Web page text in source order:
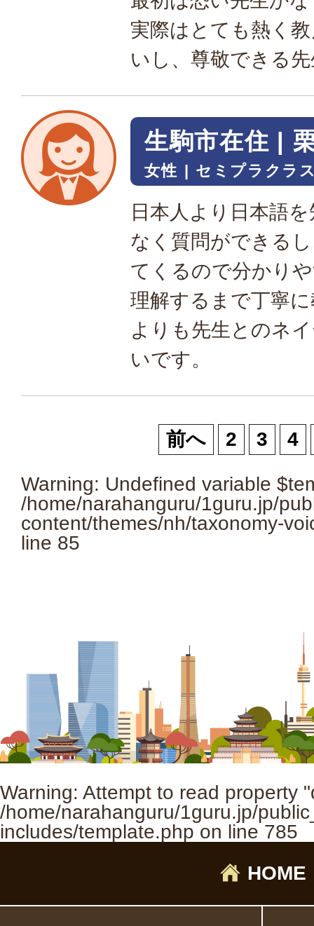
実際はとても熱く
いし、尊敬できる
生駒市在住 |
女性 セミプラクラ
日本人より日本語
なく質問ができる
てくるので分かり
理解するまで丁寧
よりも先生とのネ
いです。
前へ 2 3 4
Warning: Undefined variable
/home/narahanguru/1guru.jp/
content/themes/nh/taxonomy-
line 85
Warning: Attempt to read property
/home/narahanguru/1guru.jp/
includes/template.php on line 785
HOME